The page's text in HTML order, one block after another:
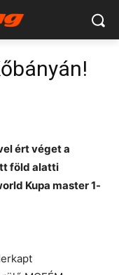
ért véget a
föld alatti
Kupa master 1-